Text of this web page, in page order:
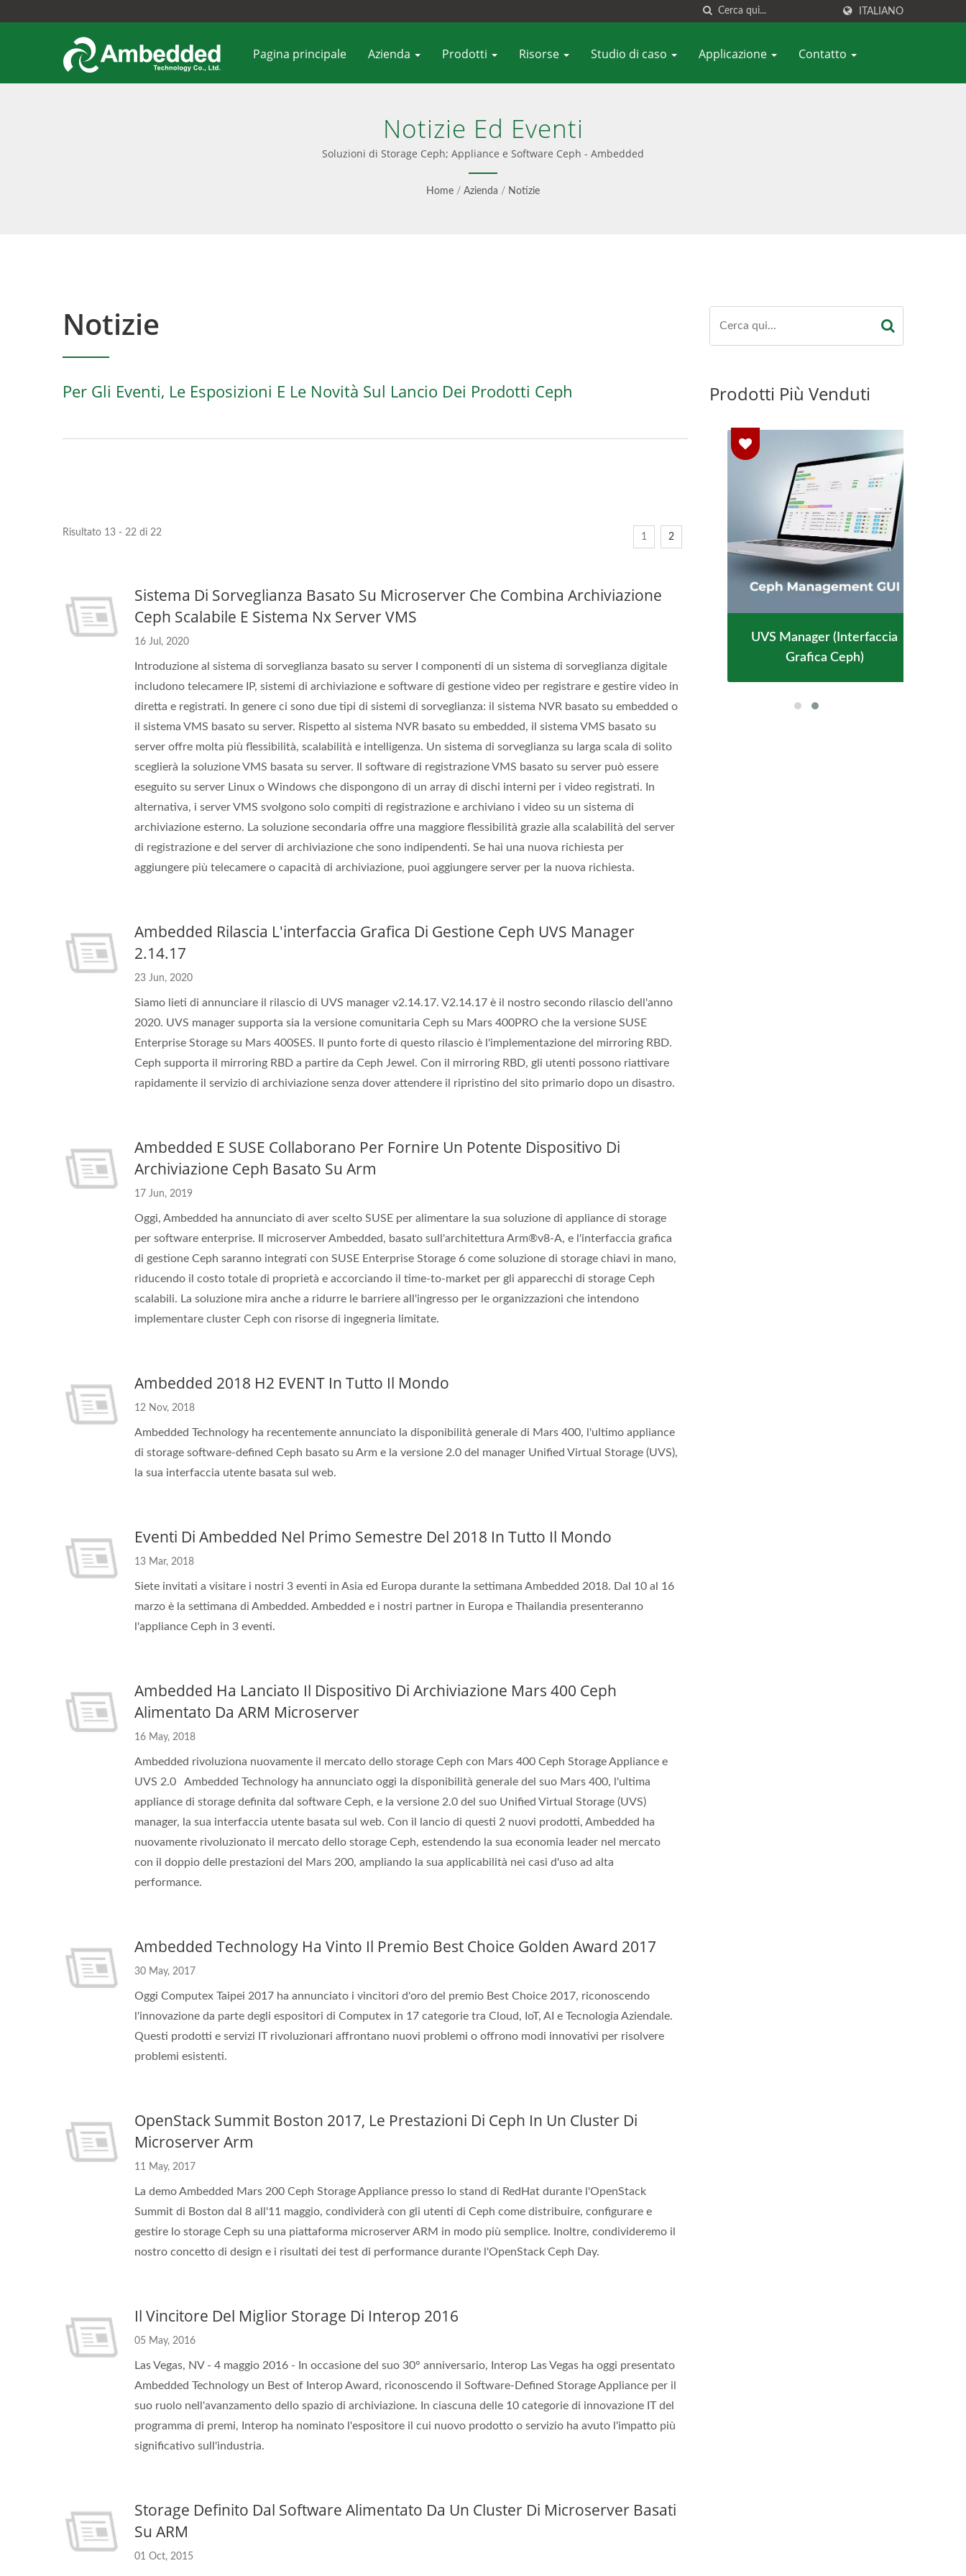
ITALIANO
Pagina principale Azienda Prodotti Risorse Studio di caso Applicazione Contatto
Notizie Ed Eventi
Soluzioni di Storage Ceph; Appliance e Software Ceph - Ambedded
Home / Azienda / Notizie
Notizie
Per Gli Eventi, Le Esposizioni E Le Novità Sul Lancio Dei Prodotti Ceph
Risultato 13 - 22 di 22 1 2
Sistema Di Sorveglianza Basato Su Microserver Che Combina Archiviazione
Ceph Scalabile E Sistema Nx Server VMS
16 Jul, 2020
Introduzione al sistema di sorveglianza basato su server I componenti di un sistema di sorveglianza digitale
includono telecamere IP, sistemi di archiviazione e software di gestione video per registrare e gestire video in
diretta e registrati. In genere ci sono due tipi di sistemi di sorveglianza: il sistema NVR basato su embedded o
il sistema VMS basato su server. Rispetto al sistema NVR basato su embedded, il sistema VMS basato su
server offre molta più flessibilità, scalabilità e intelligenza. Un sistema di sorveglianza su larga scala di solito
sceglierà la soluzione VMS basata su server. Il software di registrazione VMS basato su server può essere
eseguito su server Linux o Windows che dispongono di un array di dischi interni per i video registrati. In
alternativa, i server VMS svolgono solo compiti di registrazione e archiviano i video su un sistema di
archiviazione esterno. La soluzione secondaria offre una maggiore flessibilità grazie alla scalabilità del server
di registrazione e del server di archiviazione che sono indipendenti. Se hai una nuova richiesta per
aggiungere più telecamere o capacità di archiviazione, puoi aggiungere server per la nuova richiesta.
Ambedded Rilascia L'interfaccia Grafica Di Gestione Ceph UVS Manager
2.14.17
23 Jun, 2020
Siamo lieti di annunciare il rilascio di UVS manager v2.14.17. V2.14.17 è il nostro secondo rilascio dell'anno
2020. UVS manager supporta sia la versione comunitaria Ceph su Mars 400PRO che la versione SUSE
Enterprise Storage su Mars 400SES. Il punto forte di questo rilascio è l'implementazione del mirroring RBD.
Ceph supporta il mirroring RBD a partire da Ceph Jewel. Con il mirroring RBD, gli utenti possono riattivare
rapidamente il servizio di archiviazione senza dover attendere il ripristino del sito primario dopo un disastro.
Ambedded E SUSE Collaborano Per Fornire Un Potente Dispositivo Di
Archiviazione Ceph Basato Su Arm
17 Jun, 2019
Oggi, Ambedded ha annunciato di aver scelto SUSE per alimentare la sua soluzione di appliance di storage
per software enterprise. Il microserver Ambedded, basato sull'architettura Arm®v8-A, e l'interfaccia grafica
di gestione Ceph saranno integrati con SUSE Enterprise Storage 6 come soluzione di storage chiavi in mano,
riducendo il costo totale di proprietà e accorciando il time-to-market per gli apparecchi di storage Ceph
scalabili. La soluzione mira anche a ridurre le barriere all'ingresso per le organizzazioni che intendono
implementare cluster Ceph con risorse di ingegneria limitate.
Ambedded 2018 H2 EVENT In Tutto Il Mondo
12 Nov, 2018
Ambedded Technology ha recentemente annunciato la disponibilità generale di Mars 400, l'ultimo appliance
di storage software-defined Ceph basato su Arm e la versione 2.0 del manager Unified Virtual Storage (UVS),
la sua interfaccia utente basata sul web.
Eventi Di Ambedded Nel Primo Semestre Del 2018 In Tutto Il Mondo
13 Mar, 2018
Siete invitati a visitare i nostri 3 eventi in Asia ed Europa durante la settimana Ambedded 2018. Dal 10 al 16
marzo è la settimana di Ambedded. Ambedded e i nostri partner in Europa e Thailandia presenteranno
l'appliance Ceph in 3 eventi.
Ambedded Ha Lanciato Il Dispositivo Di Archiviazione Mars 400 Ceph
Alimentato Da ARM Microserver
16 May, 2018
Ambedded rivoluziona nuovamente il mercato dello storage Ceph con Mars 400 Ceph Storage Appliance e
UVS 2.0 Ambedded Technology ha annunciato oggi la disponibilità generale del suo Mars 400, l'ultima
appliance di storage definita dal software Ceph, e la versione 2.0 del suo Unified Virtual Storage (UVS)
manager, la sua interfaccia utente basata sul web. Con il lancio di questi 2 nuovi prodotti, Ambedded ha
nuovamente rivoluzionato il mercato dello storage Ceph, estendendo la sua economia leader nel mercato
con il doppio delle prestazioni del Mars 200, ampliando la sua applicabilità nei casi d'uso ad alta
performance.
Ambedded Technology Ha Vinto Il Premio Best Choice Golden Award 2017
30 May, 2017
Oggi Computex Taipei 2017 ha annunciato i vincitori d'oro del premio Best Choice 2017, riconoscendo
l'innovazione da parte degli espositori di Computex in 17 categorie tra Cloud, IoT, AI e Tecnologia Aziendale.
Questi prodotti e servizi IT rivoluzionari affrontano nuovi problemi o offrono modi innovativi per risolvere
problemi esistenti.
OpenStack Summit Boston 2017, Le Prestazioni Di Ceph In Un Cluster Di
Microserver Arm
11 May, 2017
La demo Ambedded Mars 200 Ceph Storage Appliance presso lo stand di RedHat durante l'OpenStack
Summit di Boston dal 8 all'11 maggio, condividerà con gli utenti di Ceph come distribuire, configurare e
gestire lo storage Ceph su una piattaforma microserver ARM in modo più semplice. Inoltre, condivideremo il
nostro concetto di design e i risultati dei test di performance durante l'OpenStack Ceph Day.
Il Vincitore Del Miglior Storage Di Interop 2016
05 May, 2016
Las Vegas, NV - 4 maggio 2016 - In occasione del suo 30° anniversario, Interop Las Vegas ha oggi presentato
Ambedded Technology un Best of Interop Award, riconoscendo il Software-Defined Storage Appliance per il
suo ruolo nell'avanzamento dello spazio di archiviazione. In ciascuna delle 10 categorie di innovazione IT del
programma di premi, Interop ha nominato l'espositore il cui nuovo prodotto o servizio ha avuto l'impatto più
significativo sull'industria.
Storage Definito Dal Software Alimentato Da Un Cluster Di Microserver Basati
Su ARM
01 Oct, 2015
Prodotti Più Venduti
Ceph Su ARM 64
UVS Manager (interfaccia
Grafica Ceph)